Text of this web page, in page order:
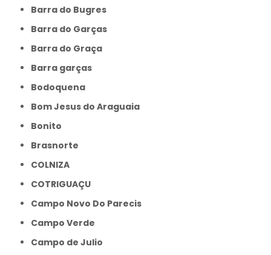
Barra do Bugres
Barra do Garças
Barra do Graça
Barra garças
Bodoquena
Bom Jesus do Araguaia
Bonito
Brasnorte
COLNIZA
COTRIGUAÇU
Campo Novo Do Parecis
Campo Verde
Campo de Julio